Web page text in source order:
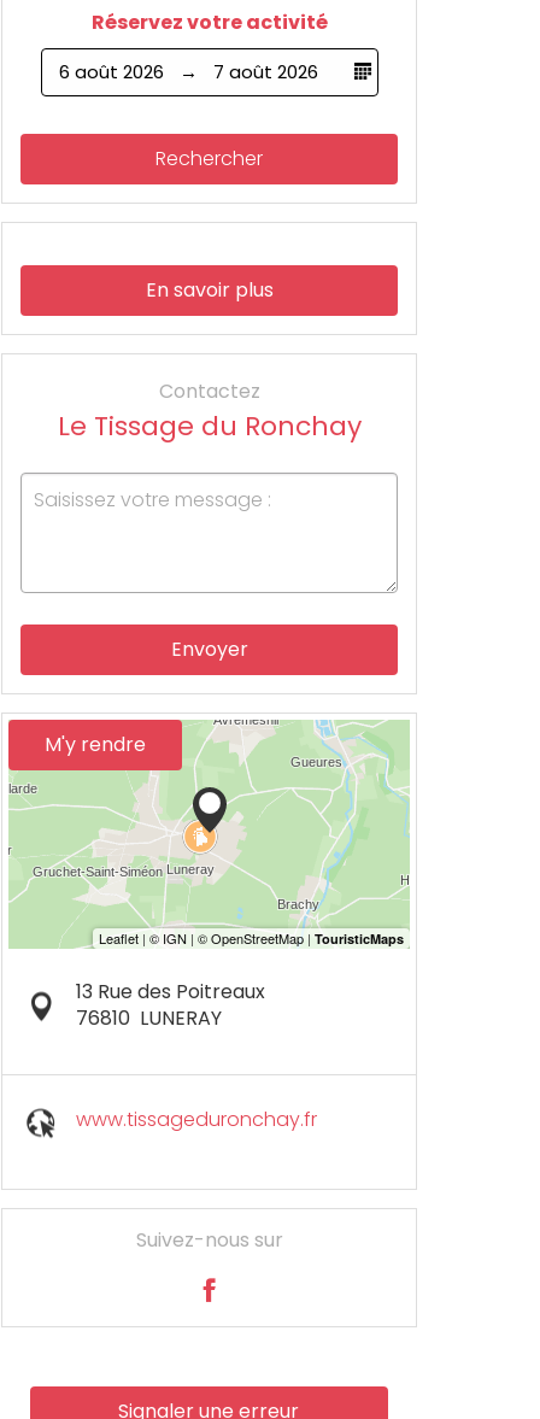
Réservez votre activité
6 août 2026 7 août 2026
Rechercher
En savoir plus
Contactez
Le Tissage du Ronchay
Envoyer
M'y rendre
13 Rue des Poitreaux
76810 LUNERAY
www.tissageduronchay.fr
Suivez-nous sur
Signaler une erreur